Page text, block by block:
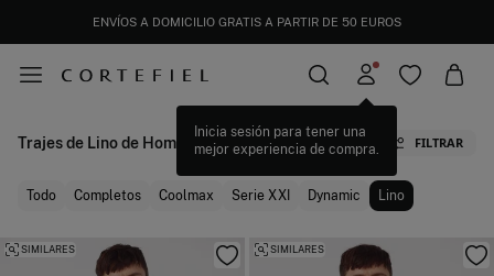
DESCARGA TU APP Y CONSIGUE UN 10% EXTRA DE DESCUENTO. CÓDIGO: APP10
Trajes de Lino de Hombre FILTRAR
Todo Completos Coolmax Serie XXI Dynamic Lino
SIMILARES SIMILARES